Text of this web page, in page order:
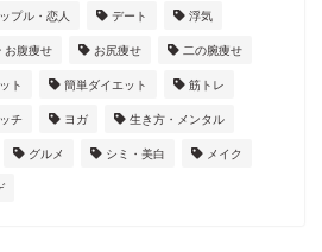
プル・恋人 デート 浮気
お腹痩せ お尻痩せ 二の腕痩せ
ト 簡単ダイエット 筋トレ
チ ヨガ 生き方・メンタル
グルメ シミ・美白 メイク